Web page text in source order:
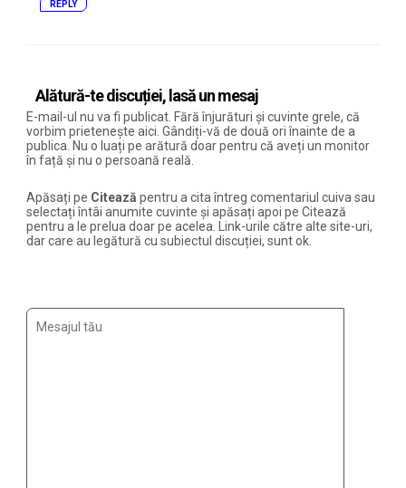
REPLY
Alătură-te discuției, lasă un mesaj
E-mail-ul nu va fi publicat. Fără înjurături și cuvinte grele, că
vorbim prietenește aici. Gândiți-vă de două ori înainte de a
publica. Nu o luați pe arătură doar pentru că aveți un monitor
în față și nu o persoană reală.
Apăsați pe Citează pentru a cita întreg comentariul cuiva sau
selectați întâi anumite cuvinte și apăsați apoi pe Citează
pentru a le prelua doar pe acelea. Link-urile către alte site-uri,
dar care au legătură cu subiectul discuției, sunt ok.